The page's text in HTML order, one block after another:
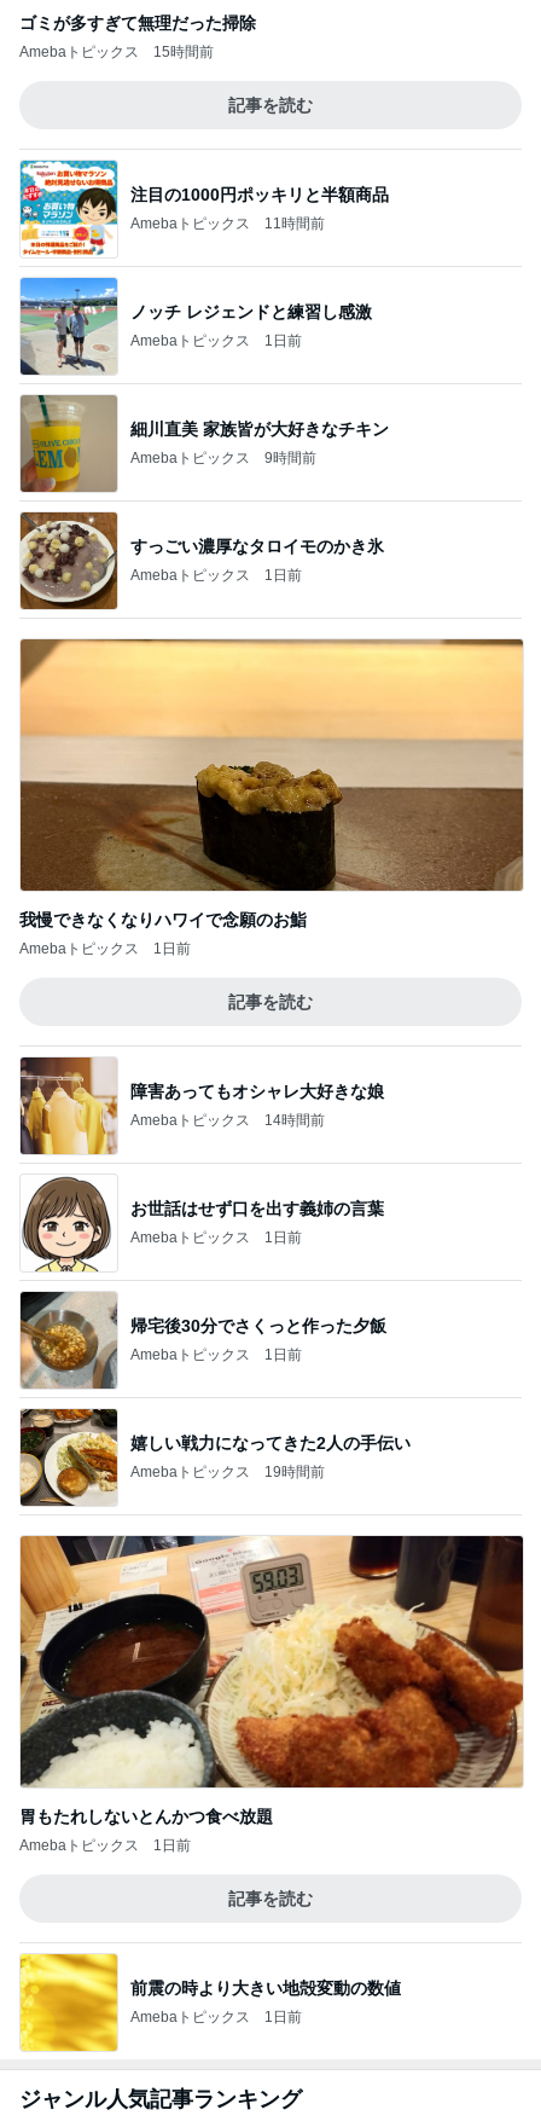
ゴミが多すぎて無理だった掃除
Amebaトピックス 15時間前
記事を読む
注目の1000円ポッキリと半額商品
Amebaトピックス 11時間前
ノッチ レジェンドと練習し感激
Amebaトピックス 1日前
細川直美 家族皆が大好きなチキン
Amebaトピックス 9時間前
すっごい濃厚なタロイモのかき氷
Amebaトピックス 1日前
我慢できなくなりハワイで念願のお鮨
Amebaトピックス 1日前
記事を読む
障害あってもオシャレ大好きな娘
Amebaトピックス 14時間前
お世話はせず口を出す義姉の言葉
Amebaトピックス 1日前
帰宅後30分でさくっと作った夕飯
Amebaトピックス 1日前
嬉しい戦力になってきた2人の手伝い
Amebaトピックス 19時間前
胃もたれしないとんかつ食べ放題
Amebaトピックス 1日前
記事を読む
前震の時より大きい地殻変動の数値
Amebaトピックス 1日前
ジャンル人気記事ランキング